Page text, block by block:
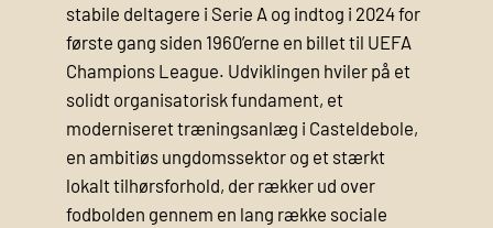
stabile deltagere i Serie A og indtog i 2024 for
første gang siden 1960’erne en billet til UEFA
Champions League. Udviklingen hviler på et
solidt organisatorisk fundament, et
moderniseret træningsanlæg i Casteldebole,
en ambitiøs ungdomssektor og et stærkt
lokalt tilhørsforhold, der rækker ud over
fodbolden gennem en lang række sociale